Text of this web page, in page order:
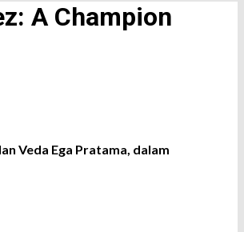
A Champion
Veda Ega Pratama, dalam